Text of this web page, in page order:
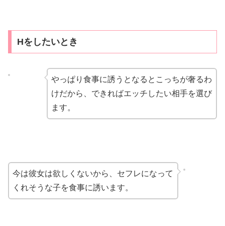
Hをしたいとき
やっぱり食事に誘うとなるとこっちが奢るわ
けだから、できればエッチしたい相手を選び
ます。
今は彼女は欲しくないから、セフレになって
くれそうな子を食事に誘います。